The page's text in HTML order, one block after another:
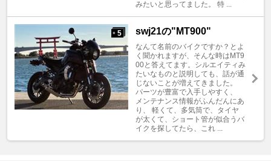
みたいと思ってました。 特 ...
+ 5 swj21の"MT900"
なんて名前のバイクですか？とよ
く聞かれますが、そんな時はMT9
00と答えてます。シルエイティみ
たいなものと説明しても、話が通
じないことが増えてきました。
パーツが豊富で入手しやすく、
メンテナンス情報がふんだんにあ
り、 軽くて、多気筒で、タイヤ
が太くて、ショート管が似合うバ
イクを探してたら、これ ...